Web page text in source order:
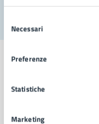
delNecessari
Preferenze
Statistiche
Marketing
Comune di Napoli